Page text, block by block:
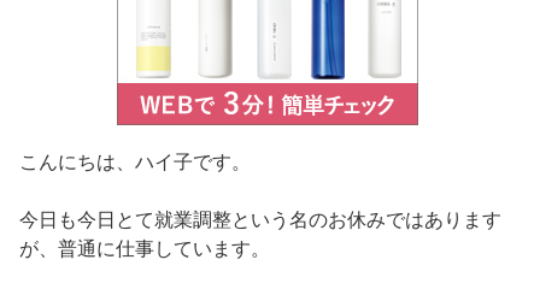
こんにちは、ハイ子です。
今日も今日とて就業調整という名のお休みではあります
が、普通に仕事しています。